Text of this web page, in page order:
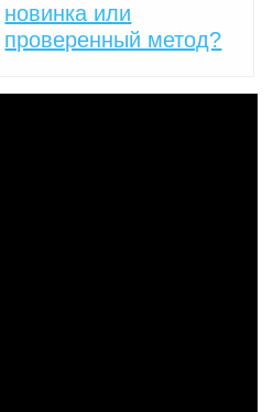
новинка или
проверенный метод?